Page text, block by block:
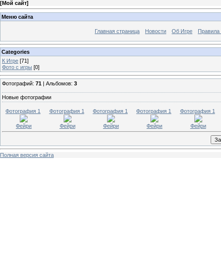
[Мой сайт]
Меню сайта
Главная страница Новости Об Игре
Categories
К Игре [71]
Фото с игры [0]
Фотографий: 71 | Альбомов: 3
Новые фотографии
Фотография 1
Фейри
Фотография 1
Фейри
Фотография 1
Фейри
Фотография 1
Фейри
Фотография 1
Фейри
Полная версия сайта